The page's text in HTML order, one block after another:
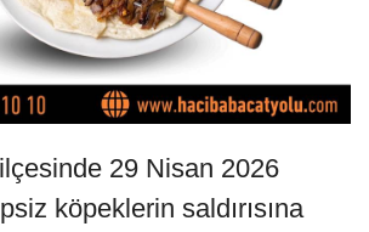
29 Nisan 2026
köpeklerin saldırısına